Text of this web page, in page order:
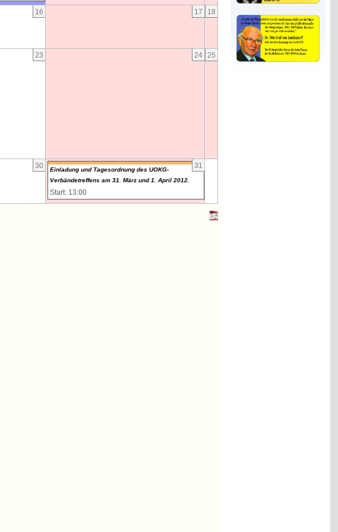
16 17 18
23 24 25
30 31
Einladung und Tagesordnung des UOKG-
Verbändetreffens am 31. März und 1. April 2012.
Start: 13:00